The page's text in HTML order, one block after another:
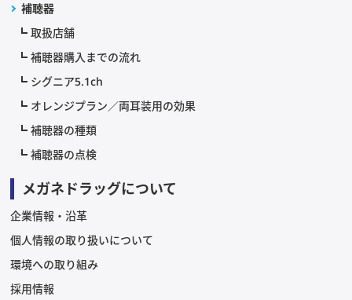
補聴器
取扱店舗
補聴器購入までの流れ
シグニア5.1ch
オレンジプラン／両耳装用の効果
補聴器の種類
補聴器の点検
メガネドラッグについて
企業情報・沿革
個人情報の取り扱いについて
環境への取り組み
採用情報